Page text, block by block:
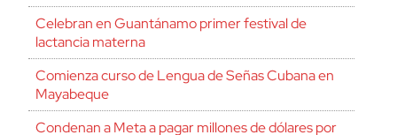
Celebran en Guantánamo primer festival de
lactancia materna
Comienza curso de Lengua de Señas Cubana en
Mayabeque
Condenan a Meta a pagar millones de dólares por